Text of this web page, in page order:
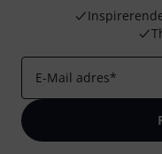
E-Mail adres*